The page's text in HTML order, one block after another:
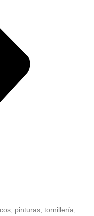
pinturas, tornillería,